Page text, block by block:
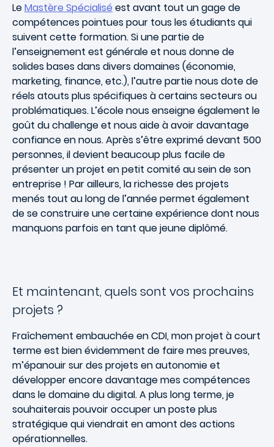
LeMastère Spécialiséest avant tout un gage de
compétences pointues pour tous les étudiants qui
suivent cette formation. Si une partie de
l’enseignement est générale et nous donne de
solides bases dans divers domaines (économie,
marketing, finance, etc.), l’autre partie nous dote de
réels atouts plus spécifiques à certains secteurs ou
problématiques. L’école nous enseigne également le
goût du challenge et nous aide à avoir davantage
confiance en nous. Après s’être exprimé devant 500
personnes, il devient beaucoup plus facile de
présenter un projet en petit comité au sein de son
entreprise ! Par ailleurs, la richesse des projets
menés tout au long de l’année permet également
de se construire une certaine expérience dont nous
manquons parfois en tant que jeune diplômé.
Et maintenant, quels sont vos prochains
projets ?
Fraîchement embauchée en CDI, mon projet à court
terme est bien évidemment de faire mes preuves,
m’épanouir sur des projets en autonomie et
développer encore davantage mes compétences
dans le domaine du digital. A plus long terme, je
souhaiterais pouvoir occuper un poste plus
stratégique qui viendrait en amont des actions
opérationnelles.